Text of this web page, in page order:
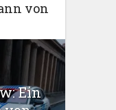
von
Ein